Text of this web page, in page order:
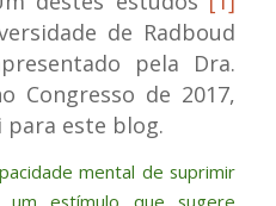
de Radboud
pela Dra.
Congresso de 2017,
este blog.
mental de suprimir
estímulo que sugere